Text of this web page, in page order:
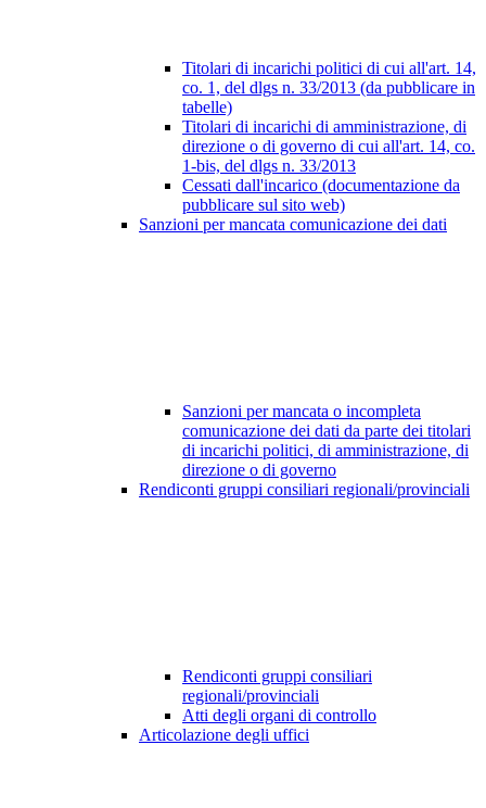
Titolari di incarichi politici di cui all'art. 14,
co. 1, del dlgs n. 33/2013 (da pubblicare in
tabelle)
Titolari di incarichi di amministrazione, di
direzione o di governo di cui all'art. 14, co.
1-bis, del dlgs n. 33/2013
Cessati dall'incarico (documentazione da
pubblicare sul sito web)
Sanzioni per mancata comunicazione dei dati
Sanzioni per mancata o incompleta
comunicazione dei dati da parte dei titolari
di incarichi politici, di amministrazione, di
direzione o di governo
Rendiconti gruppi consiliari regionali/provinciali
Rendiconti gruppi consiliari
regionali/provinciali
Atti degli organi di controllo
Articolazione degli uffici